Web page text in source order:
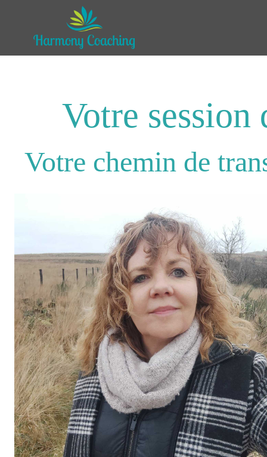
Votre
Votre chemin de